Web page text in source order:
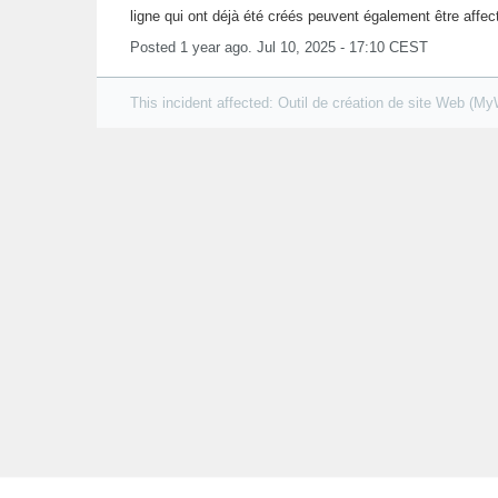
ligne qui ont déjà été créés peuvent également être
Posted 1 year ago. Jul 10, 2025 - 17:10 CEST
This incident affected: Outil de création de site Web